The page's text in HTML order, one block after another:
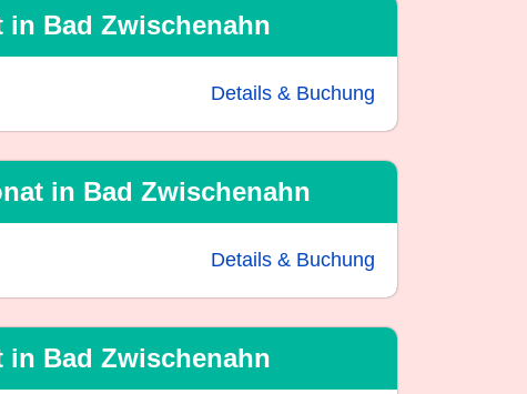
in Bad Zwischenahn
Details & Buchung
in Bad Zwischenahn
Details & Buchung
in Bad Zwischenahn